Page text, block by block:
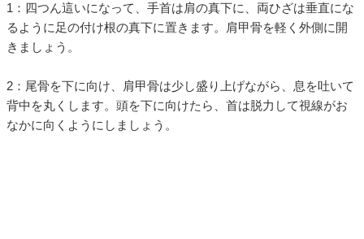
1：四つん這いになって、手首は肩の真下に、両ひざは垂直にな
るように足の付け根の真下に置きます。肩甲骨を軽く外側に開
きましょう。
2：尾骨を下に向け、肩甲骨は少し盛り上げながら、息を吐いて
背中を丸くします。頭を下に向けたら、首は脱力して視線がお
なかに向くようにしましょう。